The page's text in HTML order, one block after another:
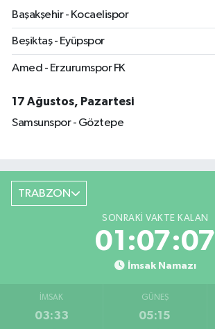
Başakşehir - Kocaelispor
Beşiktaş - Eyüpspor
Amed - Erzurumspor FK
17 Ağustos, Pazartesi
Samsunspor - Göztepe
TRABZON
SONRAKI VAKTE KALAN
01:07:07
İmsak Namazı
İMSAK
03:33
GÜNEŞ
05:15